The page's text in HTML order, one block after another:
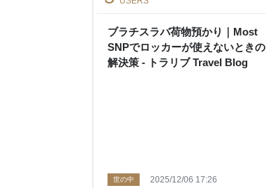
ブラチスラバ荷物預かり｜Most
SNPでロッカーが使えないときの
解決策 - トラリブ Travel Blog
世の中 2025/12/06 17:26